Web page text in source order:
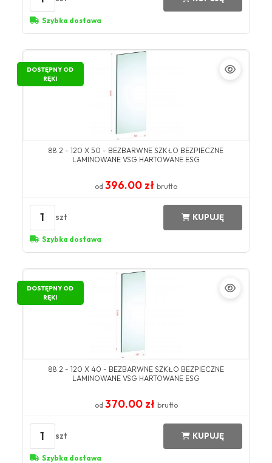
Szybka dostawa
DOSTĘPNY OD
RĘKI
88.2 - 120 X 50 - BEZBARWNE SZKŁO BEZPIECZNE
LAMINOWANE VSG HARTOWANE ESG
od 396.00 zł brutto
1 szt KUPUJĘ
Szybka dostawa
DOSTĘPNY OD
RĘKI
88.2 - 120 X 40 - BEZBARWNE SZKŁO BEZPIECZNE
LAMINOWANE VSG HARTOWANE ESG
od 370.00 zł brutto
1 szt KUPUJĘ
Szybka dostawa